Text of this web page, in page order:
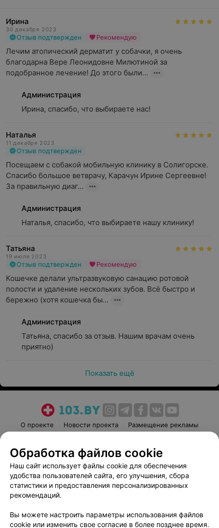
Ирина
30 декабря 2023
Отзыв подтвержден Рекомендую
Лечим атопический дерматит у собачки, я очень
благодарна Вере Леонидовне Милютиной за
подобранное лечение! До этого были...
Администрация
Ирина, спасибо, что выбираете нас!
Наталья
11 декабря 2023
Отзыв подтвержден
Посещаем с собакой мобильную клинику в Солигорске.
Спасибо большое ветврачу, Карачун Ирине Сергеевне!
За правильную диаг...
Администрация
Наталья, спасибо, что выбираете нашу клинику!
Татьяна
19 июля 2023
Отзыв подтвержден Рекомендую
Кошечке делали ультразвуковую санацию ротовой
полости и удаление нескольких зубов. Всё быстро и
бережно (хотя кошечка бы...
Администрация
Татьяна, спасибо за отзыв. Нашим врачам очень
приятно)
Показать ещё
О проекте Новости проекта
Размещение рекламы
Пользовательское соглашение
Способы оплаты
Вакансии
Партнеры
Написать руководителю 103.by
Обработка персональных данных
Обработка файлов cookie
Наш сайт использует файлы cookie для обеспечения
удобства пользователей сайта, его улучшения, сбора
статистики и предоставления персонализированных
рекомендаций.
Вы можете настроить параметры использования файлов
cookie или изменить свое согласие в более позднее время.